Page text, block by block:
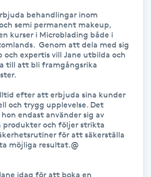
behandlingar inom
semi permanent makeup,
kurser i Microblading både i
Genom att dela med sig
och expertis vill Jane utbilda och
till att bli framgångsrika
efter att erbjuda sina kunder
och trygg upplevelse. Det
endast använder sig av
produkter och följer strikta
för att säkerställa
möjliga resultat.@
idag för att boka en